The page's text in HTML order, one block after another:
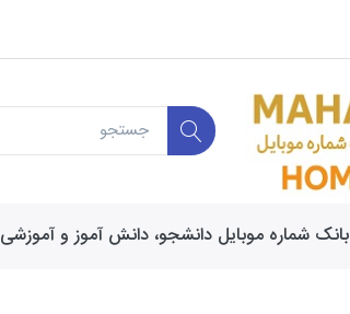
بانک شماره موبایل دانشجو، دانش آموز و آموزشی